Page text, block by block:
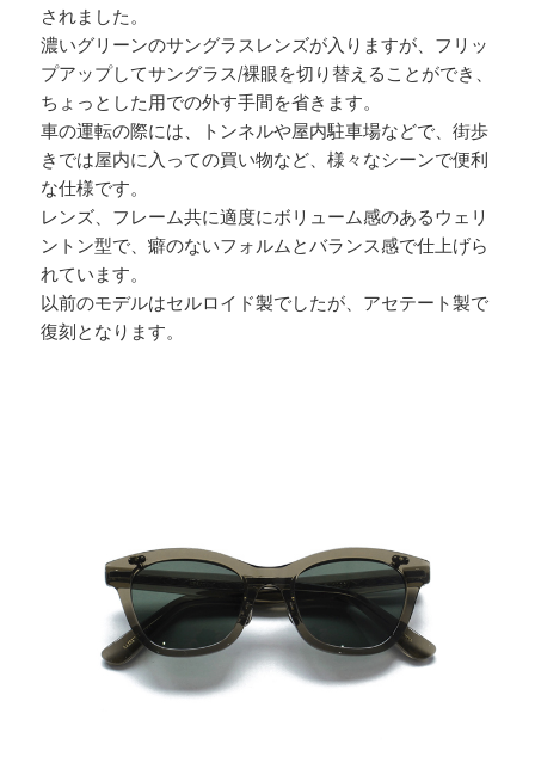
されました。
濃いグリーンのサングラスレンズが入りますが、フリッ
プアップしてサングラス/裸眼を切り替えることができ、
ちょっとした用での外す手間を省きます。
車の運転の際には、トンネルや屋内駐車場などで、街歩
きでは屋内に入っての買い物など、様々なシーンで便利
な仕様です。
レンズ、フレーム共に適度にボリューム感のあるウェリ
ントン型で、癖のないフォルムとバランス感で仕上げら
れています。
以前のモデルはセルロイド製でしたが、アセテート製で
復刻となります。